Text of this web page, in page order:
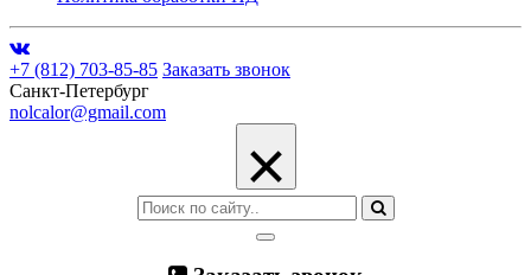
+7 (812) 703-85-85 Заказать звонок
Санкт-Петербург
nolcalor@gmail.com
×